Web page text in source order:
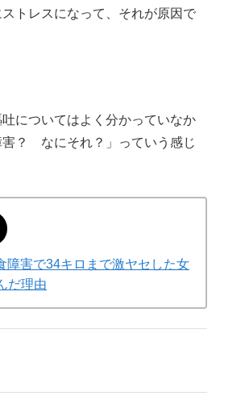
トレスになって、それが原因で
についてはよく分かっていなか
害？ なにそれ？」っていう感じ
障害で34キロまで激ヤセした女
だ理由